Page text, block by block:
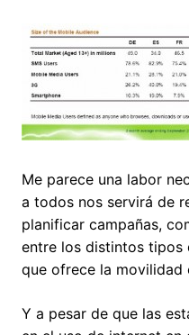
Me parece una labor
a todos nos servirá de
planificar campañas,
entre los distintos tipos
que ofrece la movilidad
Y a pesar de que las